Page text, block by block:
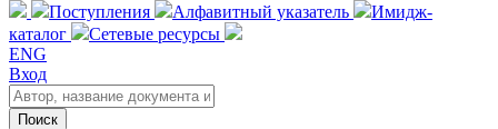
Поступления Алфавитный указатель
Имидж-
каталог
Сетевые ресурсы
ENG
Вход
Поиск